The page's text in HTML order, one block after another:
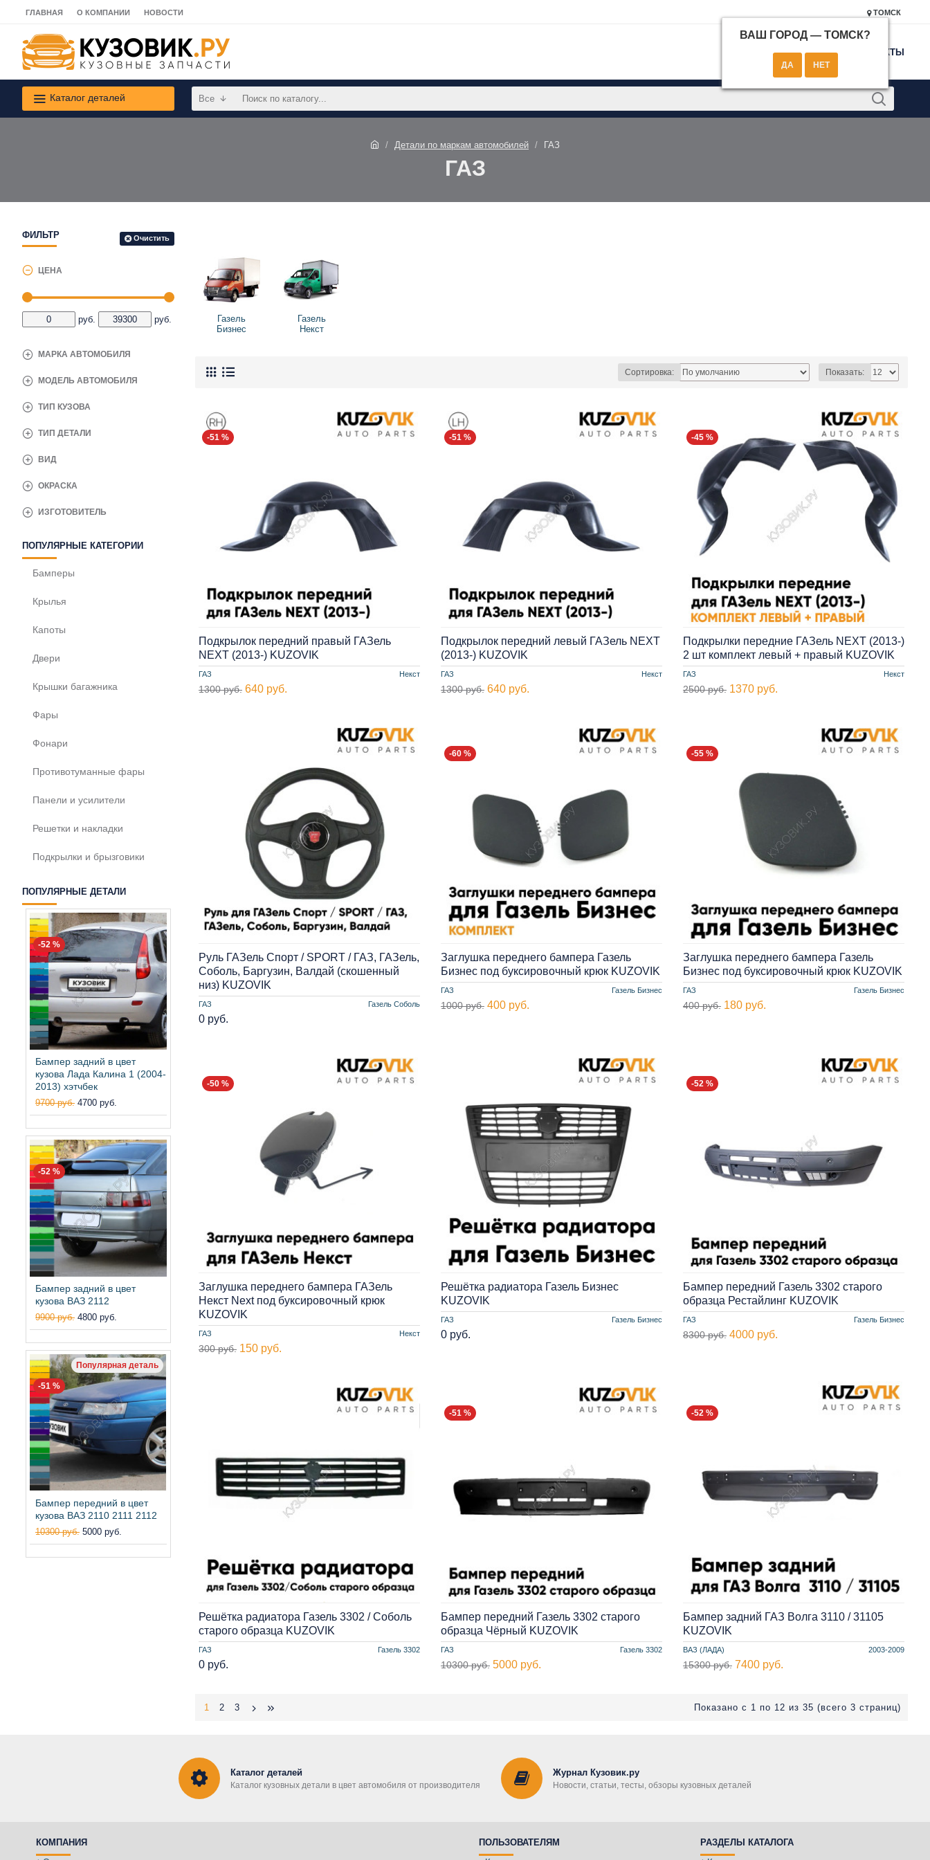
ГЛАВНАЯ О КОМПАНИИ НОВОСТИ ТОМСК
ВАШ ГОРОД — ТОМСК?
КОНТАКТЫ
Каталог деталей Все
Детали по маркам автомобилей ГАЗ
ГАЗ
ФИЛЬТР Очистить
ЦЕНА
руб. руб.
МАРКА АВТОМОБИЛЯ
ОКРАСКА
МОДЕЛЬ АВТОМОБИЛЯ
ТИП КУЗОВА
ТИП ДЕТАЛИ
ИЗГОТОВИТЕЛЬ
ВИД
ПОПУЛЯРНЫЕ КАТЕГОРИИ
Бамперы
Крылья
Капоты
Двери
Крышки багажника
Фары
Фонари
Противотуманные фары
Панели и усилители
Решетки и накладки
Подкрылки и брызговики
ПОПУЛЯРНЫЕ ДЕТАЛИ
-52 %
Бампер задний в цвет
кузова Лада Калина 1 (2004-
2013) хэтчбек
9700 руб. 4700 руб.
-52 %
Бампер задний в цвет
кузова ВАЗ 2112
9900 руб. 4800 руб.
Популярная деталь
-51 %
Бампер передний в цвет
кузова ВАЗ 2110 2111 2112
10300 руб. 5000 руб.
Газель
Бизнес
Газель
Некст
Сортировка: Показать:
-51 %
ГАЗ Некст
Подкрылок передний правый ГАЗель
NEXT (2013-) KUZOVIK
1300 руб. 640 руб.
-51 %
ГАЗ Некст
Подкрылок передний левый ГАЗель NEXT
(2013-) KUZOVIK
1300 руб. 640 руб.
-45 %
ГАЗ Некст
Подкрылки передние ГАЗель NEXT (2013-)
2 шт комплект левый + правый KUZOVIK
2500 руб. 1370 руб.
ГАЗ Газель Соболь
Руль ГАЗель Спорт / SPORT / ГАЗ, ГАЗель,
Соболь, Баргузин, Валдай (скошенный
низ) KUZOVIK
0 руб.
-60 %
ГАЗ Газель Бизнес
Заглушка переднего бампера Газель
Бизнес под буксировочный крюк KUZOVIK
1000 руб. 400 руб.
-55 %
ГАЗ Газель Бизнес
Заглушка переднего бампера Газель
Бизнес под буксировочный крюк KUZOVIK
400 руб. 180 руб.
-50 %
ГАЗ Некст
Заглушка переднего бампера ГАЗель
Некст Next под буксировочный крюк
KUZOVIK
300 руб. 150 руб.
ГАЗ Газель Бизнес
Решётка радиатора Газель Бизнес
KUZOVIK
0 руб.
-52 %
ГАЗ Газель Бизнес
Бампер передний Газель 3302 старого
образца Рестайлинг KUZOVIK
8300 руб. 4000 руб.
ГАЗ Газель 3302
Решётка радиатора Газель 3302 / Соболь
старого образца KUZOVIK
0 руб.
-51 %
ГАЗ Газель 3302
Бампер передний Газель 3302 старого
образца Чёрный KUZOVIK
10300 руб. 5000 руб.
-52 %
ВАЗ (ЛАДА) 2003-2009
Бампер задний ГАЗ Волга 3110 / 31105
KUZOVIK
15300 руб. 7400 руб.
1 2 3 Показано с 1 по 12 из 35 (всего 3 страниц)
Каталог деталей
Каталог кузовных детали в цвет автомобиля от производителя
Журнал Кузовик.ру
Новости, статьи, тесты, обзоры кузовных деталей
КОМПАНИЯ
ПОЛЬЗОВАТЕЛЯМ
РАЗДЕЛЫ КАТАЛОГА